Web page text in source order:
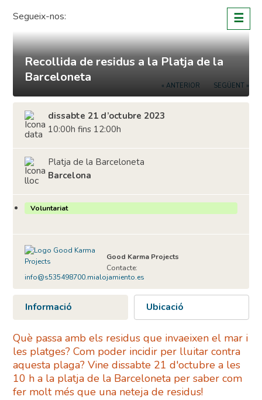
content
Segueix-nos: ☰
« ANTERIOR SEGÜENT »
Recollida de residus a la Platja de la
Barceloneta
dissabte 21 d’octubre 2023
10:00h fins 12:00h
Platja de la Barceloneta
Barcelona
Voluntariat
Good Karma Projects
Contacte:
info@s535498700.mialojamiento.es
Informació Ubicació
Què passa amb els residus que invaeixen el mar i
les platges? Com poder incidir per lluitar contra
aquesta plaga? Vine dissabte 21 d'octubre a les
10 h a la platja de la Barceloneta per saber com
fer molt més que una neteja de residus!